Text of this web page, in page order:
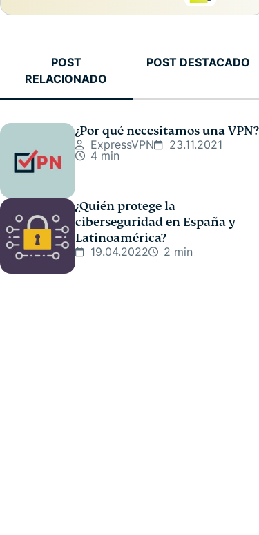
POST
RELACIONADO
POST DESTACADO
¿Por qué necesitamos una VPN?
ExpressVPN
23.11.2021
4 min
¿Quién protege la
ciberseguridad en España y
Latinoamérica?
19.04.2022 2 min